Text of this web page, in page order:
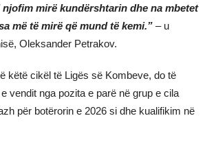
mirë kundërshtarin dhe na mbetet
më të mirë që mund të kemi.” – u
Oleksander Petrakov.
këtë cikël të Ligës së Kombeve, do të
vendit nga pozita e parë në grup e cila
për botërorin e 2026 si dhe kualifikim në